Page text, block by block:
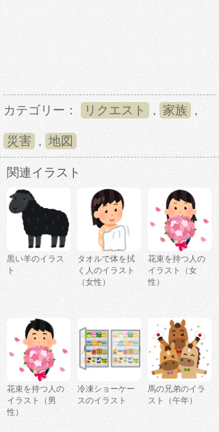
カテゴリー： リクエスト , 家族 ,
災害 , 地図
関連イラスト
黒い羊のイラス
ト
タオルで体を拭
く人のイラスト
（女性）
花束を持つ人の
イラスト（女
性）
花束を持つ人の
イラスト（男
性）
冷凍ショーケー
スのイラスト
馬の兄弟のイラ
スト（午年）